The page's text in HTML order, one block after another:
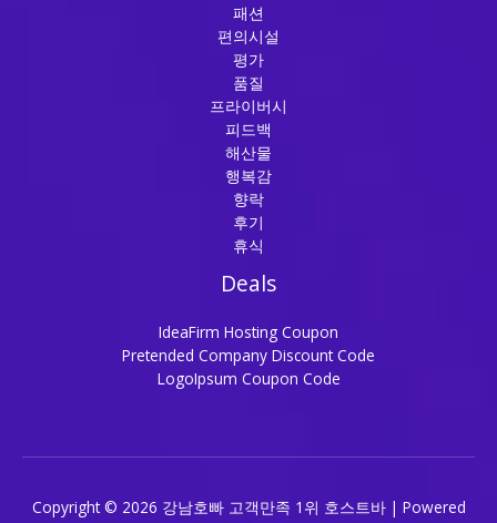
패션
편의시설
평가
품질
프라이버시
피드백
해산물
행복감
향락
후기
휴식
Deals
IdeaFirm Hosting Coupon
Pretended Company Discount Code
LogoIpsum Coupon Code
Copyright © 2026 강남호빠 고객만족 1위 호스트바 | Powered